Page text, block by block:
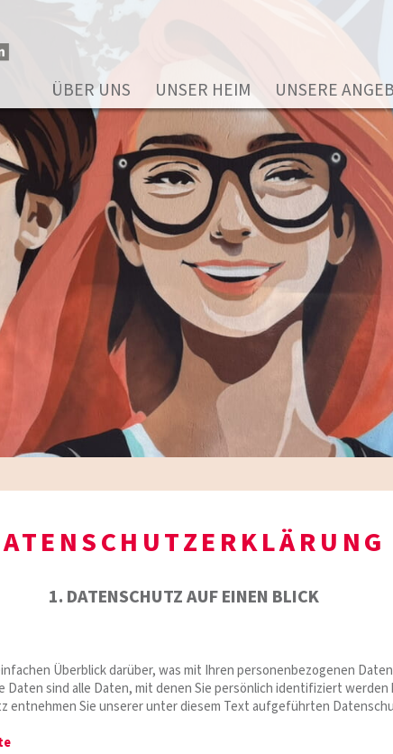
ÜBER UNS UNSER HEIM UNSERE
1. DATENSCHUTZ AUF EINEN BLICK
Überblick darüber, was mit Ihren personenbezogenen
Daten sind alle Daten, mit denen Sie persönlich identifiziert werden
entnehmen Sie unserer unter diesem Text aufgeführten